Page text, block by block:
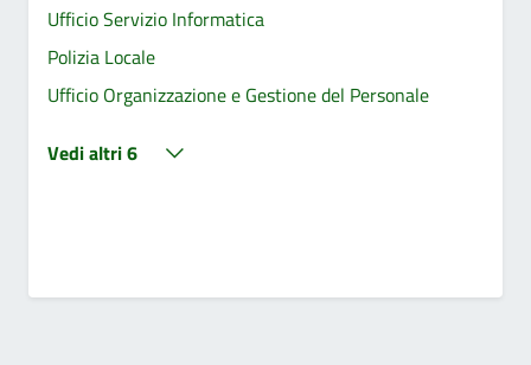
Ufficio Servizio Informatica
Polizia Locale
Ufficio Organizzazione e Gestione del Personale
Vedi altri 6